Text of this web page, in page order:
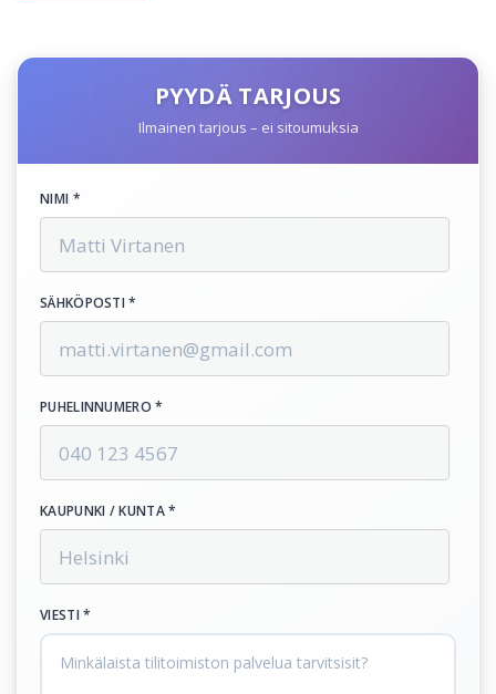
PYYDÄ TARJOUS
Ilmainen tarjous – ei sitoumuksia
NIMI *
SÄHKÖPOSTI *
PUHELINNUMERO *
KAUPUNKI / KUNTA *
VIESTI *